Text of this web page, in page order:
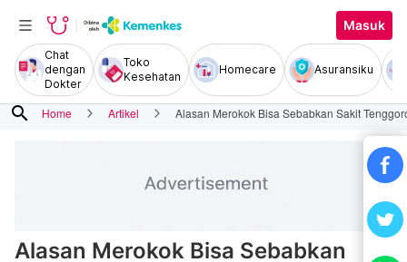
Masuk
Chat
dengan
Dokter
Toko
Kesehatan
Homecare Asuransiku
search Home Artikel Alasan Merokok Bisa Sebabkan Sakit
Alasan Merokok Bisa Sebabkan